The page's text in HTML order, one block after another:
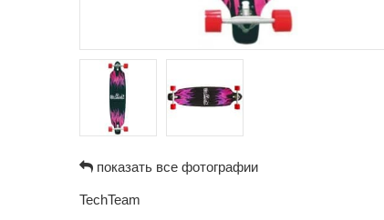
показать все фотографии
TechTeam